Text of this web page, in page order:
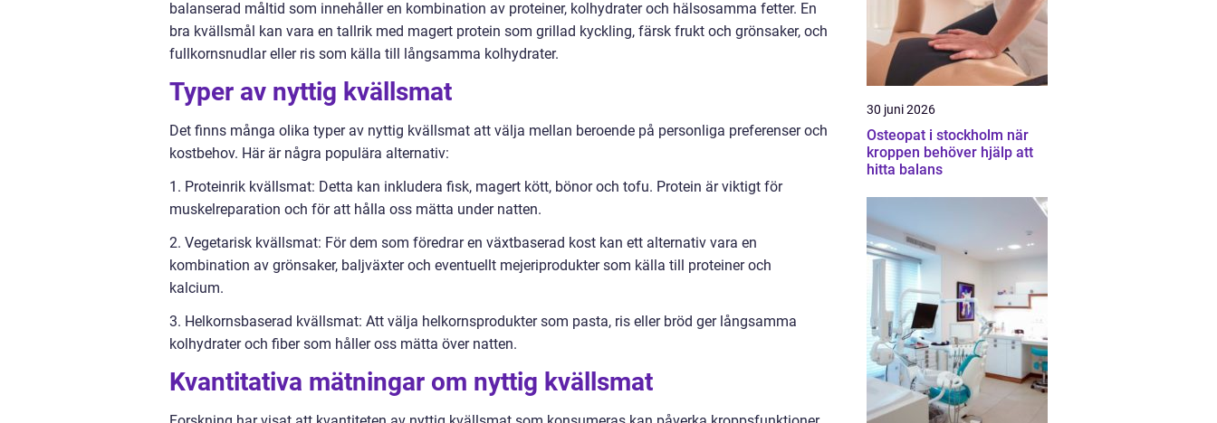
balanserad måltid som innehåller en kombination av proteiner, kolhydrater och hälsosamma fetter. En
bra kvällsmål kan vara en tallrik med magert protein som grillad kyckling, färsk frukt och grönsaker, och
fullkornsnudlar eller ris som källa till långsamma kolhydrater.
Typer av nyttig kvällsmat
Det finns många olika typer av nyttig kvällsmat att välja mellan beroende på personliga preferenser och
kostbehov. Här är några populära alternativ:
1. Proteinrik kvällsmat: Detta kan inkludera fisk, magert kött, bönor och tofu. Protein är viktigt för
muskelreparation och för att hålla oss mätta under natten.
2. Vegetarisk kvällsmat: För dem som föredrar en växtbaserad kost kan ett alternativ vara en
kombination av grönsaker, baljväxter och eventuellt mejeriprodukter som källa till proteiner och
kalcium.
3. Helkornsbaserad kvällsmat: Att välja helkornsprodukter som pasta, ris eller bröd ger långsamma
kolhydrater och fiber som håller oss mätta över natten.
Kvantitativa mätningar om nyttig kvällsmat
30 juni 2026
Osteopat i stockholm när
kroppen behöver hjälp att
hitta balans